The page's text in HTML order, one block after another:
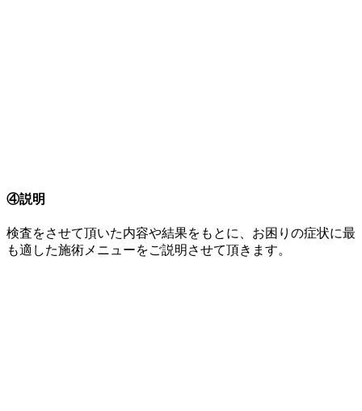
④説明
検査をさせて頂いた内容や結果をもとに、お困りの症状に最
も適した施術メニューをご説明させて頂きます。